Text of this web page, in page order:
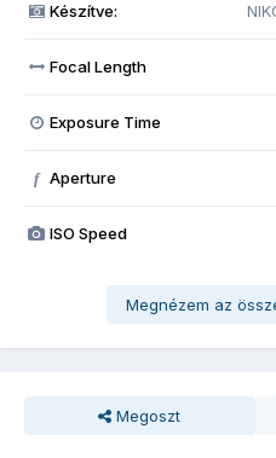
Készítve:
Focal Length
Exposure Time
f Aperture
ISO Speed
Megnézem az
Megoszt